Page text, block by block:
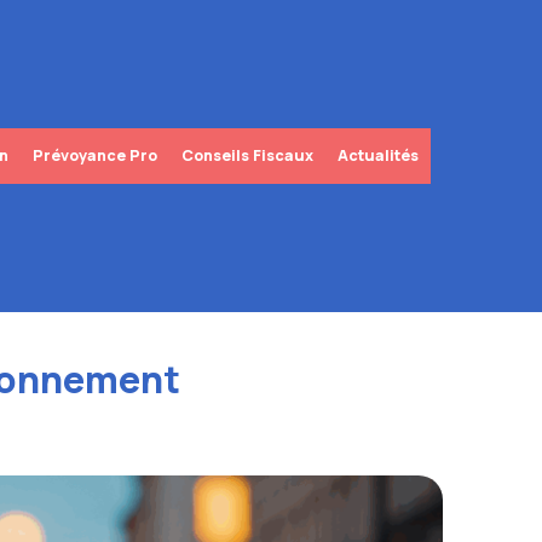
Prévoyance Pro Conseils Fiscaux Actualités